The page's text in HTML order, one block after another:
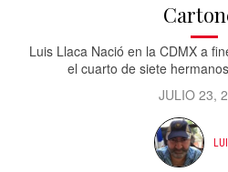
Luis Llaca Nació en la CDMX a
el cuarto de siete
JULIO 23,